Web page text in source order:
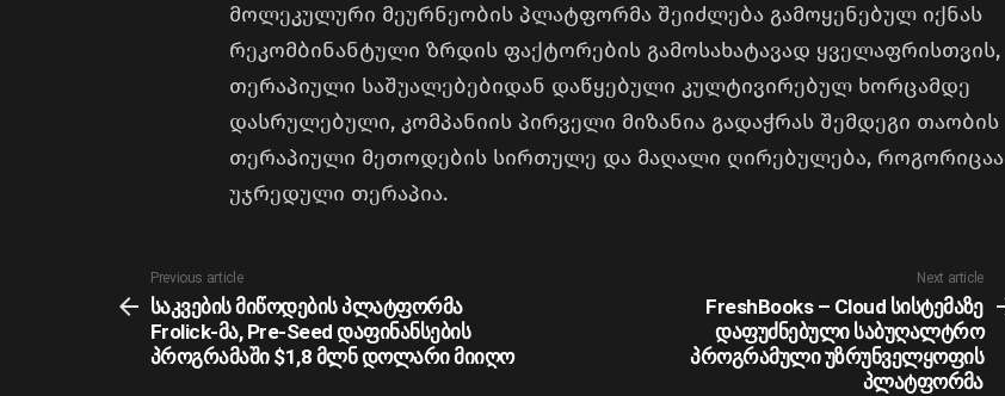
მოლეკულური მეურნეობის პლატფორმა შეიძლება გამოყენებულ იქნას
რეკომბინანტული ზრდის ფაქტორების გამოსახატავად ყველაფრისთვის,
თერაპიული საშუალებებიდან დაწყებული კულტივირებულ ხორცამდე
დასრულებული, კომპანიის პირველი მიზანია გადაჭრას შემდეგი თაობის
თერაპიული მეთოდების სირთულე და მაღალი ღირებულება, როგორიცაა
უჯრედული თერაპია.
more
Previous article
საკვების მიწოდების პლატფორმა
Frolick-მა, Pre-Seed დაფინანსების
პროგრამაში $1,8 მლნ დოლარი მიიღო
Next article
FreshBooks – Cloud სისტემაზე
დაფუძნებული საბუღალტრო
პროგრამული უზრუნველყოფის
პლატფორმა